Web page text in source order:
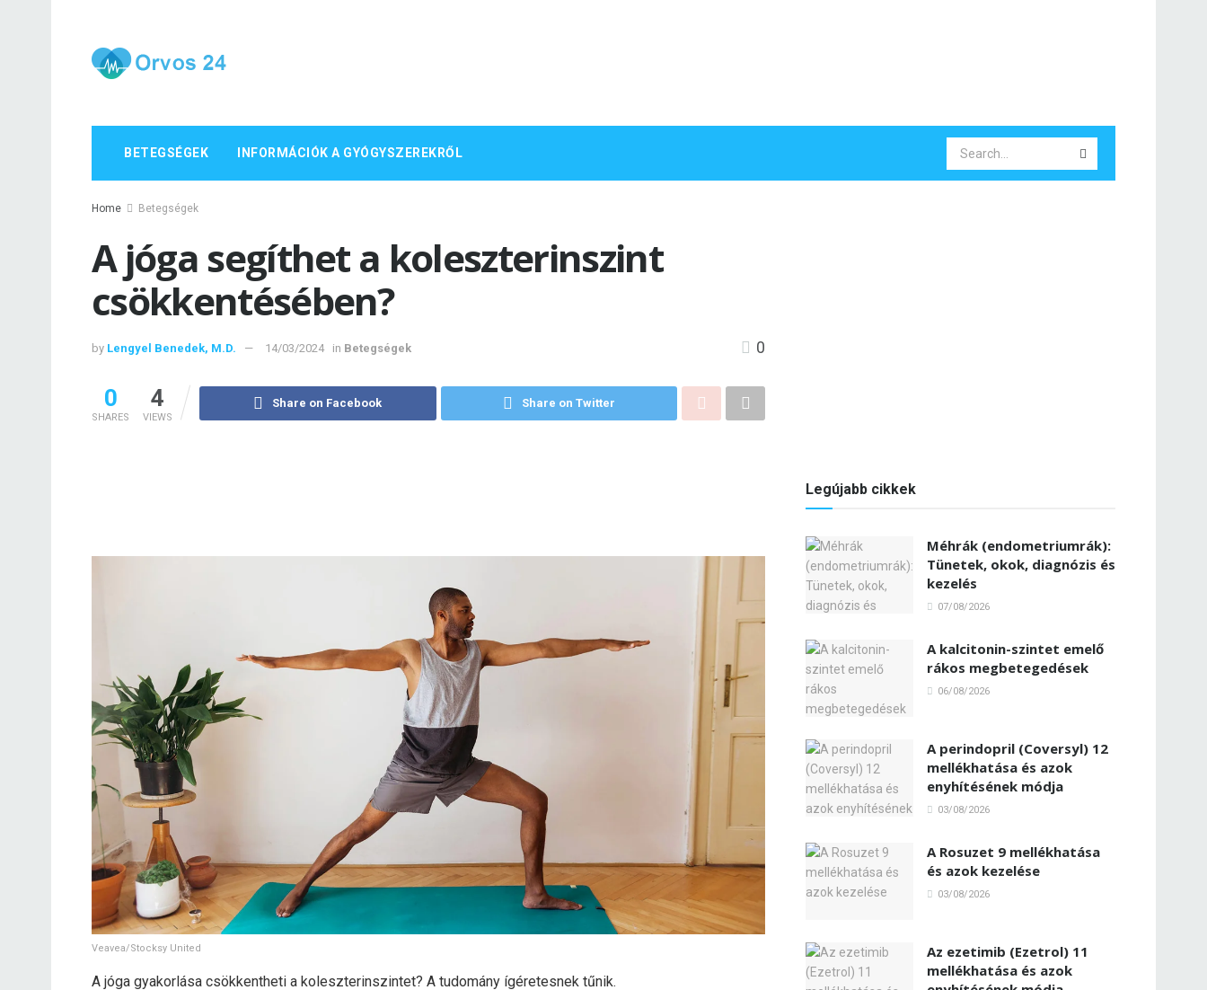
BETEGSÉGEK INFORMÁCIÓK A GYÓGYSZEREKRŐL
Home Betegségek
A jóga segíthet a koleszterinszint
csökkentésében?
by Lengyel Benedek, M.D. 14/03/2024 in Betegségek 0
0
SHARES
4
VIEWS
Share on Facebook Share on Twitter
Veavea/Stocksy United
A jóga gyakorlása csökkentheti a koleszterinszintet? A tudomány ígéretesnek tűnik.
Legújabb cikkek
Méhrák (endometriumrák):
Tünetek, okok, diagnózis és
kezelés
07/08/2026
A kalcitonin-szintet emelő
rákos megbetegedések
06/08/2026
A perindopril (Coversyl) 12
mellékhatása és azok
enyhítésének módja
03/08/2026
A Rosuzet 9 mellékhatása
és azok kezelése
03/08/2026
Az ezetimib (Ezetrol) 11
mellékhatása és azok